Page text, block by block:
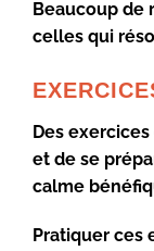
Beaucoup de
celles qui
Des exercices
et de se
calme
Pratiquer ces